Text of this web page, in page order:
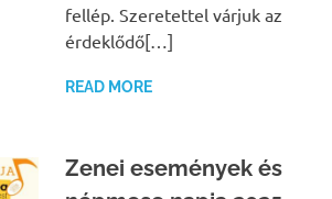
fellép. Szeretettel várjuk az
érdeklődő[…]
READ MORE
Zenei események és